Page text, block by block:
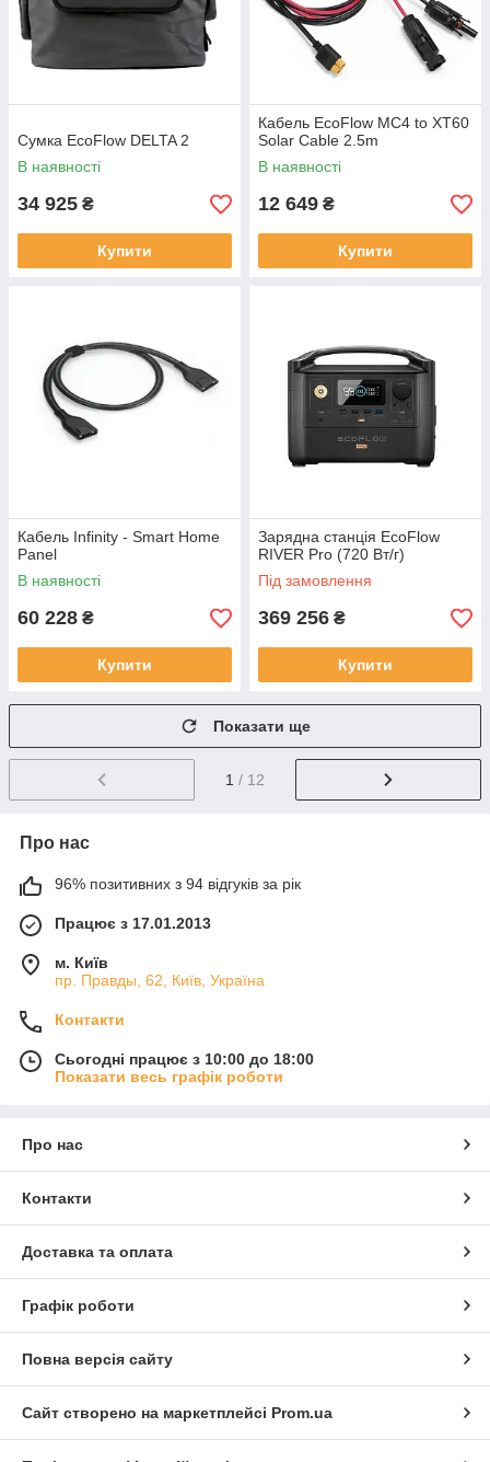
Сумка EcoFlow DELTA 2
В наявності
34 925 ₴
Купити
Кабель EcoFlow MC4 to XT60
Solar Cable 2.5m
В наявності
12 649 ₴
Купити
Кабель Infinity - Smart Home
Panel
В наявності
60 228 ₴
Купити
Зарядна станція EcoFlow
RIVER Pro (720 Вт/г)
Під замовлення
369 256 ₴
Купити
Показати ще
1 / 12
Про нас
96% позитивних з 94 відгуків за рік
Працює з 17.01.2013
м. Київ
пр. Правды, 62, Київ, Україна
Контакти
Сьогодні працює з 10:00 до 18:00
Показати весь графік роботи
Про нас
Контакти
Доставка та оплата
Графік роботи
Повна версія сайту
Сайт створено на маркетплейсі Prom.ua